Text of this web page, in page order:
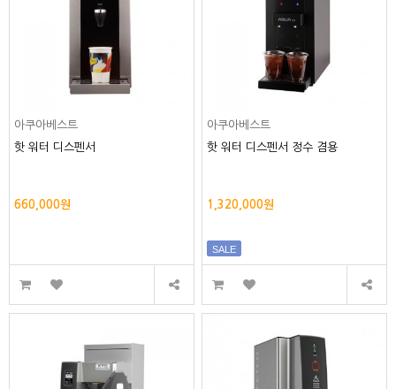
아쿠아베스트
핫 워터 디스펜서
660,000원
아쿠아베스트
핫 워터 디스펜서 정수 겸용
1,320,000원
SALE